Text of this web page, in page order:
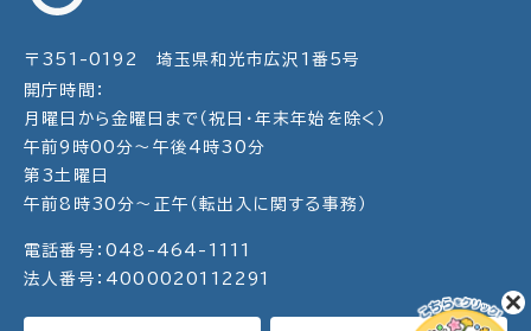
〒351-0192 埼玉県和光市広沢1番5号
開庁時間：
月曜日から金曜日まで（祝日・年末年始を除く）
午前9時00分～午後4時30分
第3土曜日
午前8時30分～正午（転出入に関する事務）
電話番号：048-464-1111
法人番号：4000020112291